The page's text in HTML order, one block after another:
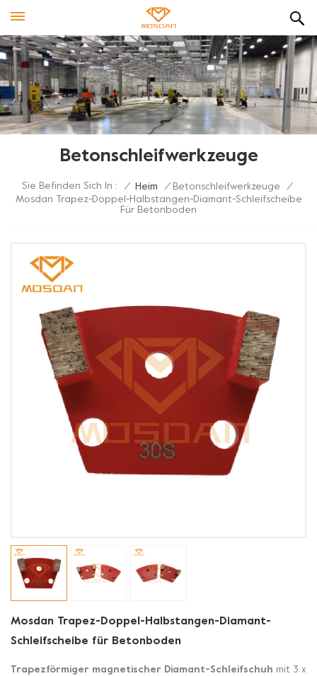
Betonschleifwerkzeuge
Sie Befinden Sich In : / Heim / Betonschleifwerkzeuge
/
Mosdan Trapez-Doppel-Halbstangen-Diamant-Schleifscheibe
Für Betonboden
Mosdan Trapez-Doppel-Halbstangen-Diamant-
Schleifscheibe für Betonboden
Trapezförmiger magnetischer Diamant-Schleifschuh mit 3 x